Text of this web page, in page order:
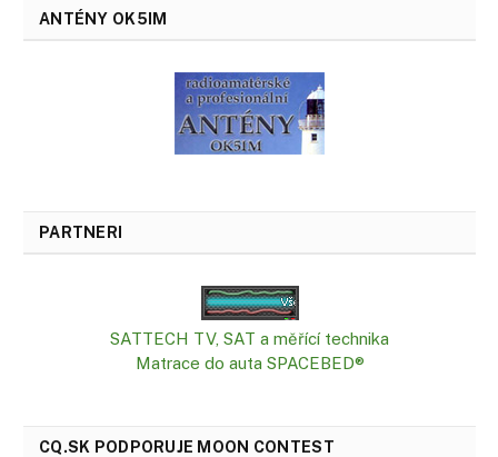
ANTÉNY OK5IM
PARTNERI
SATTECH TV, SAT a měřící technika
Matrace do auta SPACEBED®
CQ.SK PODPORUJE MOON CONTEST